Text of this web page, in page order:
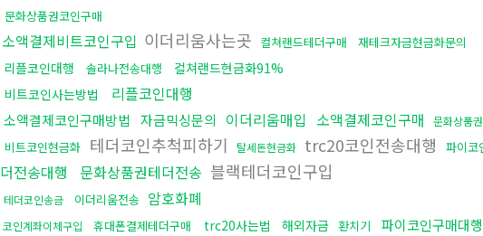
문화상품권코인구매
소액결제비트코인구입 이더리움사는곳 컬쳐랜드테더구매 재테크자금현금화문의
리플코인대행 솔라나전송대행
컬쳐랜드현금화91%
비트코인사는방법
리플코인대행
소액결제코인구매방법 자금믹싱문의 이더리움매입 소액결제코인구매 문화상품
비트코인현금화 테더코인추척피하기 탈세돈현금화 trc20코인전송대행 파이코
더전송대행
문화상품권테더전송 블랙테더코인구입
테더코인송금 이더리움전송 암호화폐
코인계좌이체구입 휴대폰결제테더구매 trc20사는법 해외자금 환치기 파이코인구매대행